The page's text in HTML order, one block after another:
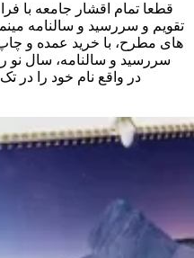
قطعا تمام اقشار جامعه با
تقویم و سررسید و سالنامه
های مطرح، با خرید عمده و چاپ
سررسید و سالنامه، سال نو را
در واقع نام خود را در